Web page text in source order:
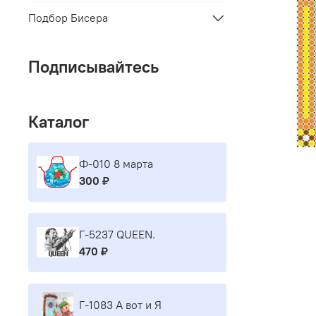
Подбор Бисера
Подписывайтесь
Каталог
Ф-010 8 марта
300 ₽
Г-5237 QUEEN.
470 ₽
Г-1083 А вот и Я